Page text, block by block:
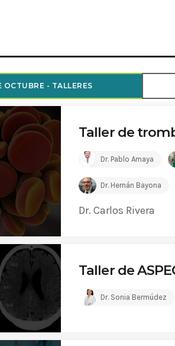
salud 5
OCTUBRE - TALLERES
Taller de
Dr. Pablo Amaya
Dr. Hernán Bayona
Dr. Carlos Rivera
Taller de
Dr. Sonia Bermúdez